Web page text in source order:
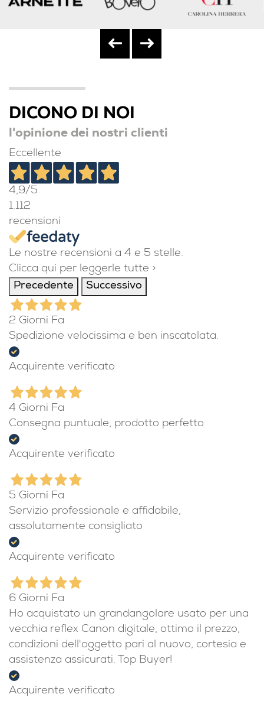
DICONO DI NOI
l'opinione dei nostri clienti
Eccellente
4,9/5
1.112
recensioni
Le nostre recensioni a 4 e 5 stelle.
Clicca qui per leggerle tutte >
Precedente
Successivo
2 Giorni Fa
Spedizione velocissima e ben inscatolata.
Acquirente verificato
4 Giorni Fa
Consegna puntuale, prodotto perfetto
Acquirente verificato
5 Giorni Fa
Servizio professionale e affidabile,
assolutamente consigliato
Acquirente verificato
6 Giorni Fa
Ho acquistato un grandangolare usato per una
vecchia reflex Canon digitale, ottimo il prezzo,
condizioni dell'oggetto pari al nuovo, cortesia e
assistenza assicurati. Top Buyer!
Acquirente verificato